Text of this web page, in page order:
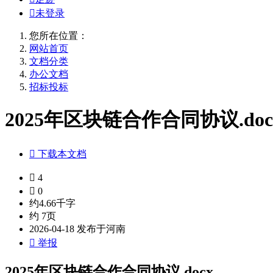
未登录
您所在位置：
网站首页
文档分类
办公文档
招标投标
2025年区块链合作合同协议
 下载本文档
 4
 0
约4.66千字
约 7页
2026-04-18 发布于河南
 举报